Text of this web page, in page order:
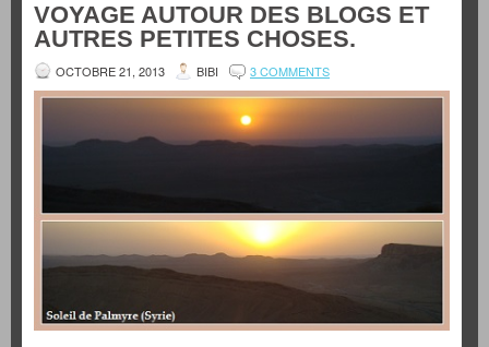
VOYAGE AUTOUR DES BLOGS ET
AUTRES PETITES CHOSES.
OCTOBRE 21, 2013 BIBI 3 COMMENTS